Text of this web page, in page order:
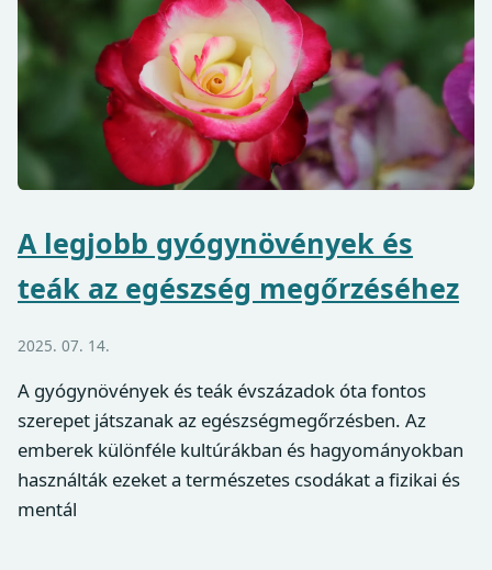
A legjobb gyógynövények és
teák az egészség megőrzéséhez
2025. 07. 14.
A gyógynövények és teák évszázadok óta fontos
szerepet játszanak az egészségmegőrzésben. Az
emberek különféle kultúrákban és hagyományokban
használták ezeket a természetes csodákat a fizikai és
mentál